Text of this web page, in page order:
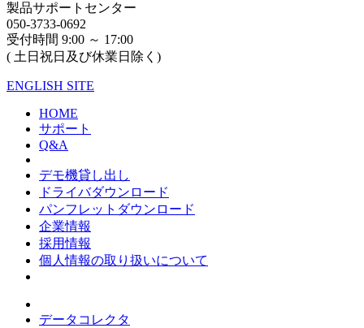
製品サポートセンター
050-3733-0692
受付時間 9:00 ～ 17:00
( 土日祝日及び休業日除く)
ENGLISH SITE
HOME
サポート
Q&A
デモ機貸し出し
ドライバダウンロード
パンフレットダウンロード
企業情報
採用情報
個人情報の取り扱いについて
データコレクタ